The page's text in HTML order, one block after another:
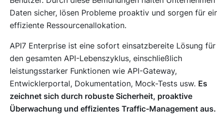
Daten sicher, lösen Probleme proaktiv und sorgen für
effiziente Ressourcenallokation.
API7 Enterprise ist eine sofort einsatzbereite Lösung für
den gesamten API-Lebenszyklus, einschließlich
leistungsstarker Funktionen wie API-Gateway,
Entwicklerportal, Dokumentation, Mock-Tests usw. Es
zeichnet sich durch robuste Sicherheit, proaktive
Überwachung und effizientes Traffic-Management aus.